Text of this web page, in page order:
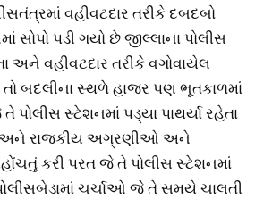
વહીવટદાર તરીકે દબદબો
સોપો પડી ગયો છે જીલ્લાના પોલીસ
અને વહીવટદાર તરીકે વગોવાયેલ
બદલીના સ્થળે હાજર પણ ભૂતકાળમાં
પોલીસ સ્ટેશનમાં પડ્યા પાથર્યા રહેતા
અને રાજકીય અગ્રણીઓ અને
કરી પરત જે તે પોલીસ સ્ટેશનમાં
ચર્ચાઓ જે તે સમયે ચાલતી